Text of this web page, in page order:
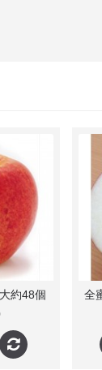
約48個